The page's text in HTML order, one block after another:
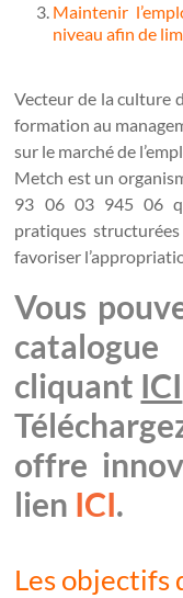
Maintenir
niveau afin de
Vecteur de la culture
formation au
sur le marché de
Metch est un
93 06 03 945 06
pratiques structurées
favoriser
Vous
cliquant ICI
offre
lien ICI.
Les objectifs